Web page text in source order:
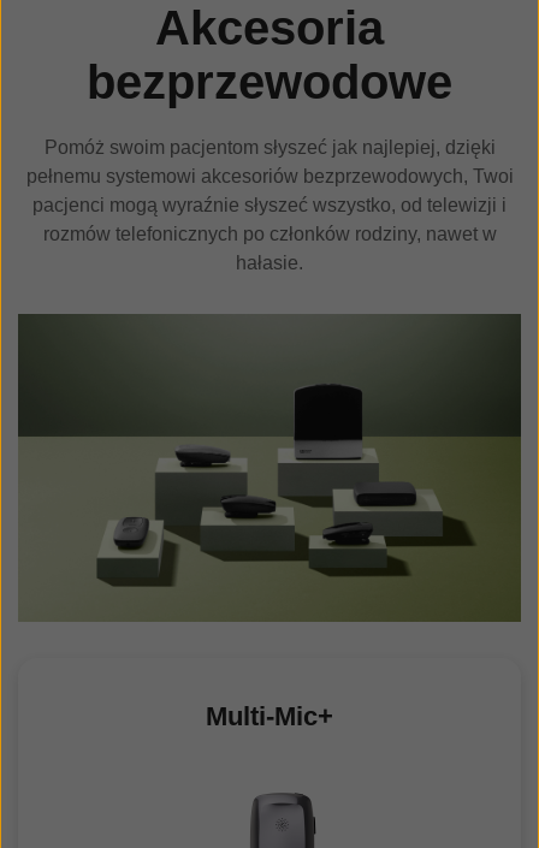
Akcesoria
bezprzewodowe
Pomóż swoim pacjentom słyszeć jak najlepiej, dzięki
pełnemu systemowi akcesoriów bezprzewodowych, Twoi
pacjenci mogą wyraźnie słyszeć wszystko, od telewizji i
rozmów telefonicznych po członków rodziny, nawet w
hałasie.
Multi-Mic+